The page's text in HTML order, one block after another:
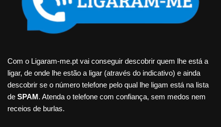
Com o Ligaram-me.pt vai conseguir descobrir quem lhe está a
ligar, de onde lhe estão a ligar (através do indicativo) e ainda
descobrir se o número telefone pelo qual lhe ligam está na lista
de SPAM. Atenda o telefone com confiança, sem medos nem
receios de burlas.